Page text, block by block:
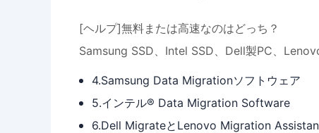
[ヘルプ]無料または高速なのはどっち？
Samsung SSD、Intel SSD、Dell製PC、
4.Samsung Data Migrationソフトウェア
5.インテル® Data Migration Software
6.Dell MigrateとLenovo Migration